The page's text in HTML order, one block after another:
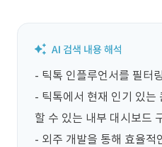
- 틱톡 인플루언서를 필터
- 틱톡에서 현재 인기 있는
할 수 있는 내부 대시보드
- 외주 개발을 통해 효율적